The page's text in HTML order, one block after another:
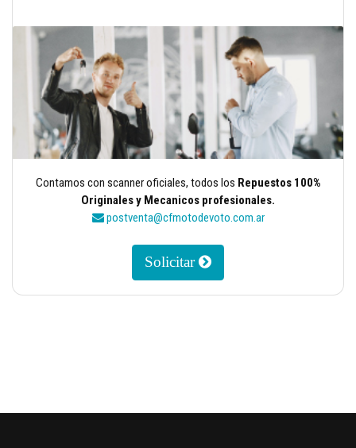
Contamos con scanner oficiales, todos los Repuestos 100%
Originales y Mecanicos profesionales.
postventa@cfmotodevoto.com.ar
Solicitar